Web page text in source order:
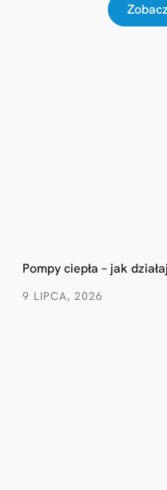
Pompy ciepła – jak
9 LIPCA, 2026